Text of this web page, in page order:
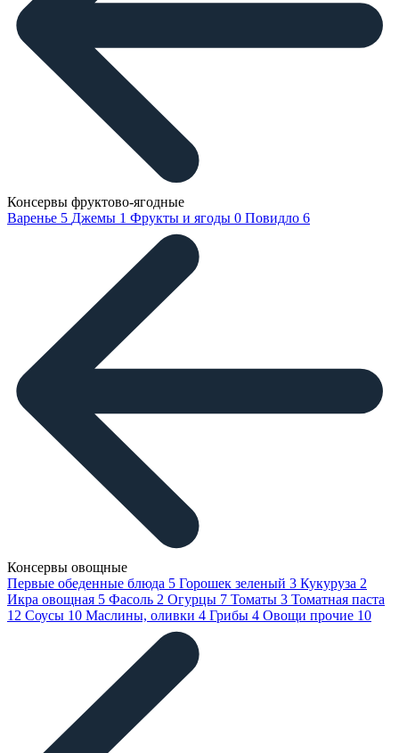
Консервы фруктово-ягодные
Варенье 5 Джемы 1 Фрукты и ягоды 0 Повидло 6
Консервы овощные
Первые обеденные блюда 5 Горошек зеленый 3 Кукуруза 2
Икра овощная 5 Фасоль 2 Огурцы 7 Томаты 3 Томатная паста
12 Соусы 10 Маслины, оливки 4 Грибы 4 Овощи прочие 10